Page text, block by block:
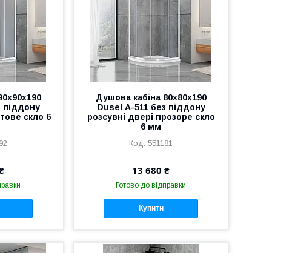
піддону
скло 6
Душова кабіна 80х80х190
Dusel А-511 без піддону
розсувні двері прозоре скло
6 мм
551181
13 680 ₴
Готово до відправки
Купити